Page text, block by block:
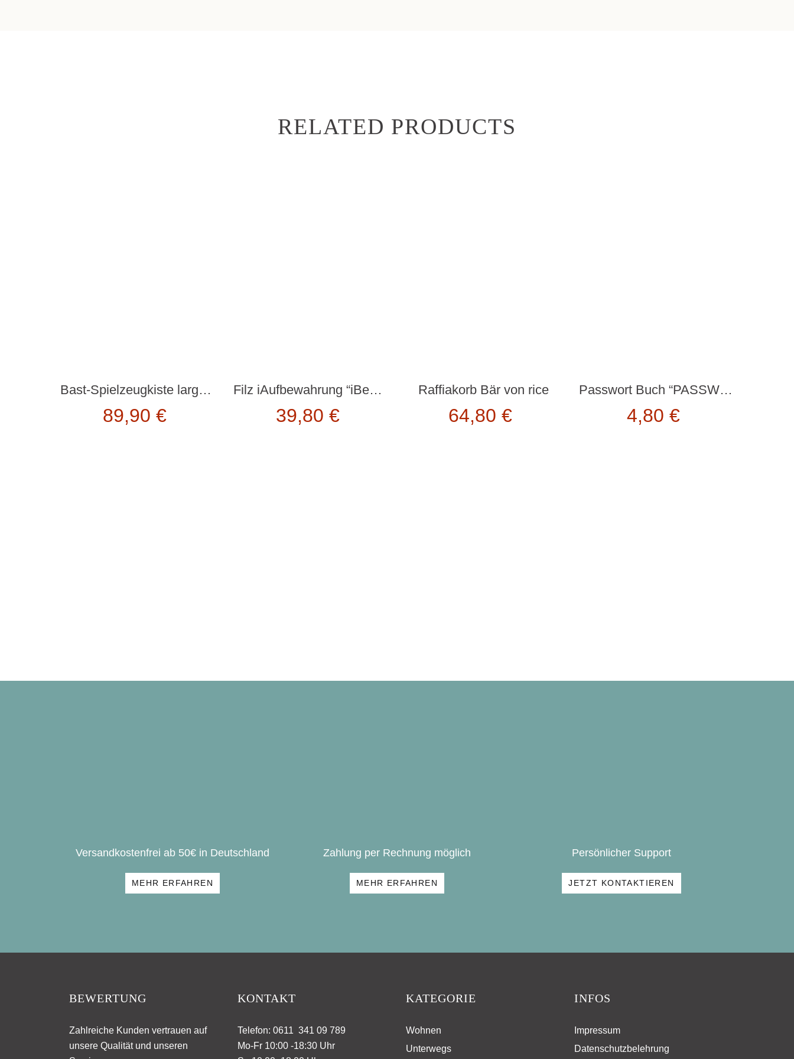
RELATED PRODUCTS
Bast-Spielzeugkiste large “FLAMINGO” von rice
89,90€
Filz iAufbewahrung “iBed Storage” von Kikkerland
39,80 €
Raffiakorb Bär von rice
64,80€
Passwort Buch “PASSWORD KEEPER BOOK” von Kikkerland
4,80 €
Versandkostenfrei ab 50€ in Deutschland
MEHR ERFAHREN
Zahlung per Rechnung möglich
MEHR ERFAHREN
Persönlicher Support
JETZT KONTAKTIEREN
BEWERTUNG
Zahlreiche Kunden vertrauen auf
unsere Qualität und unseren
KONTAKT
Telefon: 0611 341 09 789
Mo-Fr 10:00 -18:30 Uhr
KATEGORIE
Wohnen
Unterwegs
INFOS
Impressum
Datenschutzbelehrung